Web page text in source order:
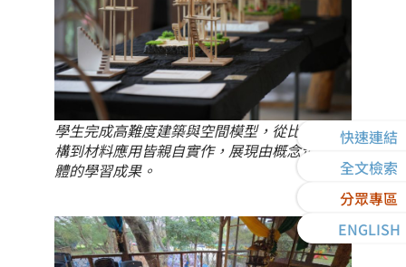
快速連結
全文檢索
分眾專區
ENGLISH
學生完成高難度建築與空間模型，從比例、結
構到材料應用皆親自實作，展現由概念走向實
體的學習成果。